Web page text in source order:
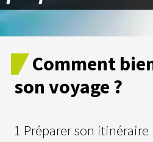
Comment
son voyage ?
1 Préparer son itinéraire